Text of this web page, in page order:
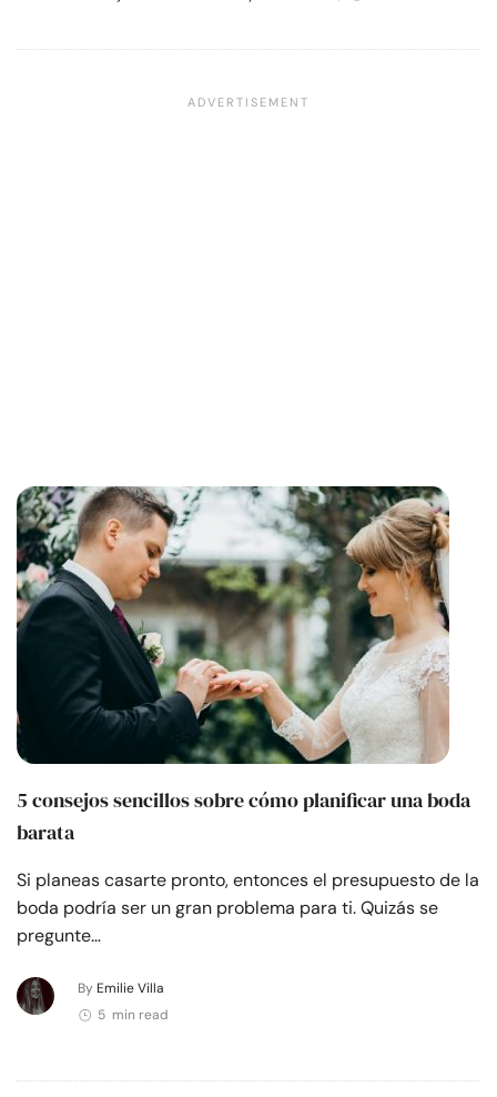
5 consejos sencillos sobre cómo planificar una boda
barata
Si planeas casarte pronto, entonces el presupuesto de la
boda podría ser un gran problema para ti. Quizás se
pregunte…
By Emilie Villa
5 min read